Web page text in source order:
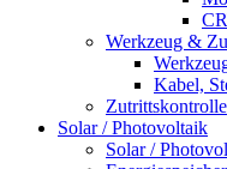
Werkzeug &
Kabel,
Zutrittskontrolle
Solar / Photovoltaik
Solar /